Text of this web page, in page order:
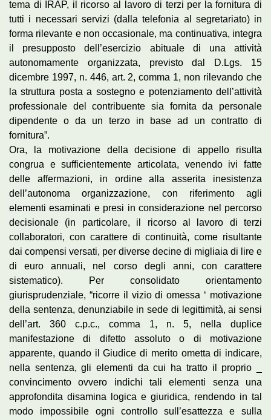
tema di IRAP, il ricorso al lavoro di terzi per la fornitura di
tutti i necessari servizi (dalla telefonia al segretariato) in
forma rilevante e non occasionale, ma continuativa, integra
il presupposto dell’esercizio abituale di una attività
autonomamente organizzata, previsto dal D.Lgs. 15
dicembre 1997, n. 446, art. 2, comma 1, non rilevando che
la struttura posta a sostegno e potenziamento dell’attività
professionale del contribuente sia fornita da personale
dipendente o da un terzo in base ad un contratto di
fornitura”.
Ora, la motivazione della decisione di appello risulta
congrua e sufficientemente articolata, venendo ivi fatte
delle affermazioni, in ordine alla asserita inesistenza
dell’autonoma organizzazione, con riferimento agli
elementi esaminati e presi in considerazione nel percorso
decisionale (in particolare, il ricorso al lavoro di terzi
collaboratori, con carattere di continuità, come risultante
dai compensi versati, per diverse decine di migliaia di lire e
di euro annuali, nel corso degli anni, con carattere
sistematico). Per consolidato orientamento
giurisprudenziale, “ricorre il vizio di omessa ‘ motivazione
della sentenza, denunziabile in sede di legittimità, ai sensi
dell’art. 360 c.p.c., comma 1, n. 5, nella duplice
manifestazione di difetto assoluto o di motivazione
apparente, quando il Giudice di merito ometta di indicare,
nella sentenza, gli elementi da cui ha tratto il proprio _
convincimento ovvero indichi tali elementi senza una
approfondita disamina logica e giuridica, rendendo in tal
modo impossibile ogni controllo sull’esattezza e sulla